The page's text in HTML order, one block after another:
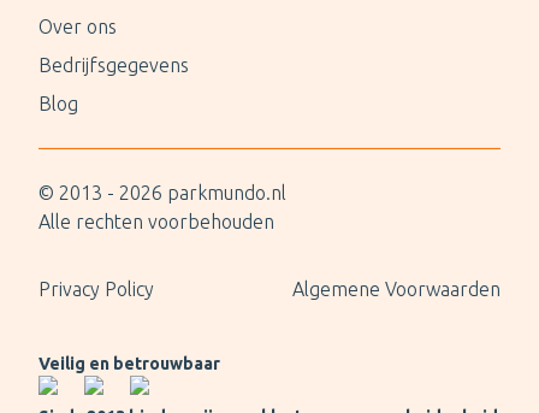
Over ons
Bedrijfsgegevens
Blog
© 2013 - 2026 parkmundo.nl
Alle rechten voorbehouden
Privacy Policy Algemene Voorwaarden
Veilig en betrouwbaar